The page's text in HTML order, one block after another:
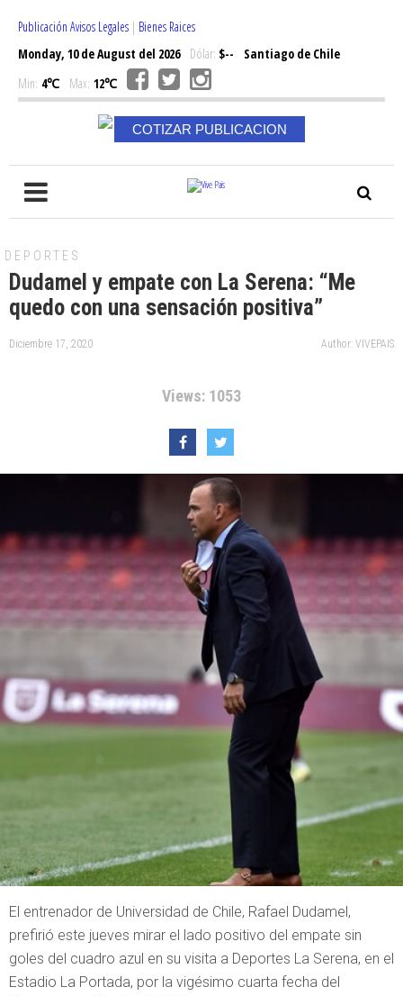
Publicación Avisos Legales | Bienes Raices
Monday, 10 de August del 2026Dólar: $--
Santiago de Chile
Min: 4℃ Max: 12℃
COTIZAR PUBLICACION
DEPORTES
Dudamel y empate con La Serena: “Me
quedo con una sensación positiva”
Diciembre 17, 2020 Author: VIVEPAIS
Views: 1053
El entrenador de Universidad de Chile, Rafael Dudamel,
prefirió este jueves mirar el lado positivo del empate sin
goles del cuadro azul en su visita a Deportes La Serena, en el
Estadio La Portada, por la vigésimo cuarta fecha del